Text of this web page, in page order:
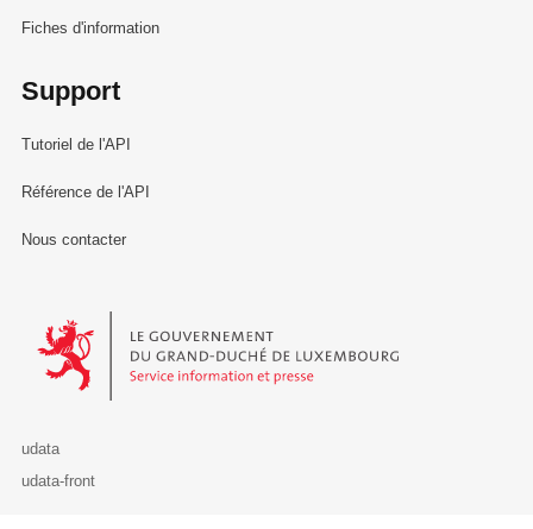
Fiches d'information
Support
Tutoriel de l'API
Référence de l'API
Nous contacter
Le Gouvernement du Grand-Duché de Luxembourg - Service
udata
udata-front